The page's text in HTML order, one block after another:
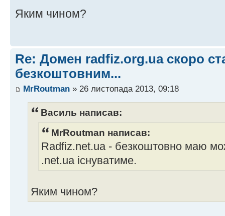
Яким чином?
Re: Домен radfiz.org.ua скоро
безкоштовним...
MrRoutman » 26 листопада 2013, 09:18
Василь написав:
MrRoutman написав:
Radfiz.net.ua - безкоштовно маю
.net.ua існуватиме.
Яким чином?